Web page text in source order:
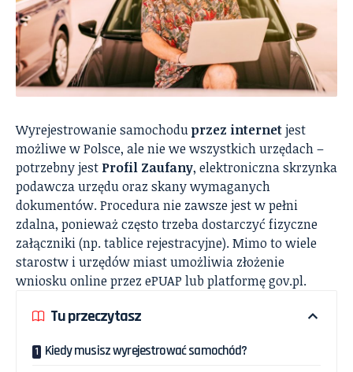
Wyrejestrowanie samochoduprzez internetjest
możliwe w Polsce, ale nie we wszystkich urzędach –
potrzebny jest Profil Zaufany, elektroniczna skrzynka
podawcza urzędu oraz skany wymaganych
dokumentów. Procedura nie zawsze jest w pełni
zdalna, ponieważ często trzeba dostarczyć fizyczne
załączniki (np. tablice rejestracyjne). Mimo to wiele
starostw i urzędów miast umożliwia złożenie
wniosku online przez ePUAP lub platformę gov.pl.
Tu przeczytasz
Kiedy musisz wyrejestrować samochód?